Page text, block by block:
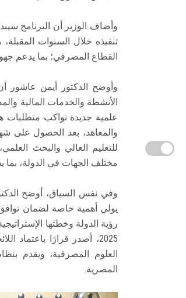
وأضاف الوزير أن البرنامج
تنفيذه خلال السنوات
القطاع المصرفي؛ بما يدعم
وأوضح الدكتور أيمن عاشور
الأنشطة والخدمات المالية
علمية جديدة تواكب متطلبات
والمعاهد، بعد الحصول على
للتعليم العالي والبحث
مختلف الجهات في الدولة، بما
وفي نفس السياق، أوضح
يولي أهمية خاصة لضمان
2025، أصدر قرارًا
العلوم المصرفية، ويقدم
المصرية.